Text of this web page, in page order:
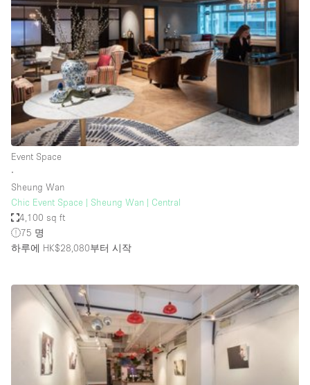
Conference Room
Container
Creative Space
Event Space
Fair / Festival
Hall
Mansion / House
Meeting Space
Office Space
Photo / Filming Studio
Restaurant / Bar / Cafe
Rooftop
Salon
Event Space
∙
Sheung Wan
Chic Event Space | Sheung Wan | Central
4,100 sq ft
75 명
하루에 HK$28,080부터 시작